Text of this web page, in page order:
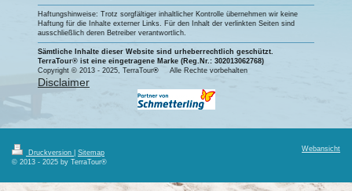
Haftungshinweise: Trotz sorgfältiger inhaltlicher Kontrolle übernehmen wir keine
Haftung für die Inhalte externer Links. Für den Inhalt der verlinkten Seiten sind
ausschließlich deren Betreiber verantwortlich.
Sämtliche Inhalte dieser Website sind urheberrechtlich geschützt.
TerraTour® ist eine eingetragene Marke (Reg.Nr.: 302013062768)
Copyright © 2013 - 2025, TerraTour® Alle Rechte vorbehalten
Disclaimer
Druckversion
Sitemap
© 2013 - 2025 by TerraTour®
Webansicht